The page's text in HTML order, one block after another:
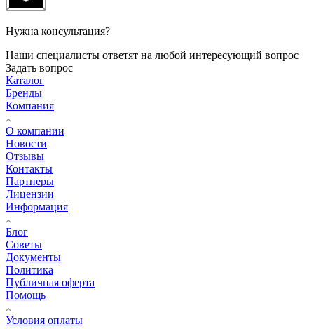
Нужна консультация?
Наши специалисты ответят на любой интересующий вопрос
Задать вопрос
Каталог
Бренды
Компания
О компании
Новости
Отзывы
Контакты
Партнеры
Лицензии
Информация
Блог
Советы
Документы
Политика
Публичная оферта
Помощь
Условия оплаты